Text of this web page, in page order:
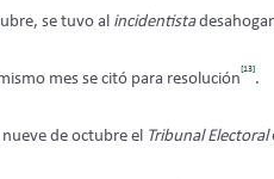
se tuvo al incidentista
mes se citó para resolución
[13]
.
nueve de octubre el Tribunal Electoral